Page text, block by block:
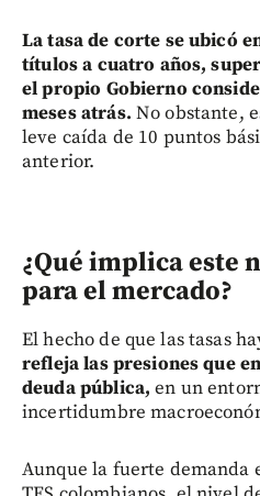
La tasa de corte se ubicó
títulos a cuatro años,
el propio Gobierno
meses atrás. No obstante,
leve caída de 10 puntos
anterior.
¿Qué implica este
para el mercado?
El hecho de que las tasas
refleja las presiones que
deuda pública, en un
incertidumbre
Aunque la fuerte demanda